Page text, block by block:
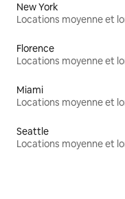
New York
Florence
Miami
Seattle